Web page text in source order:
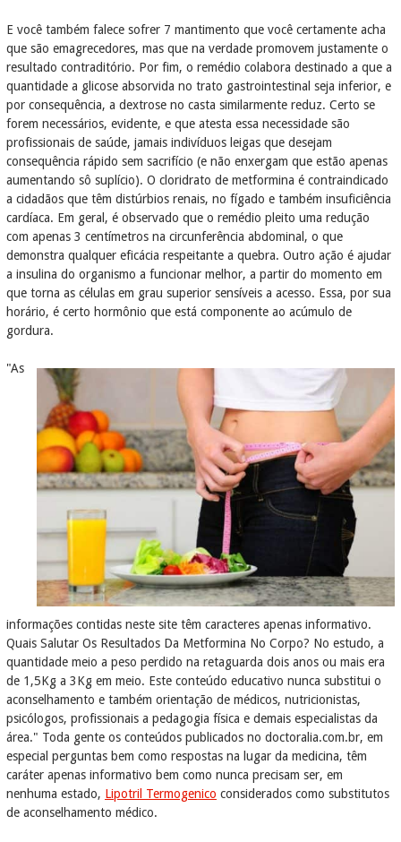
E você também falece sofrer 7 mantimento que você certamente acha
que são emagrecedores, mas que na verdade promovem justamente o
resultado contraditório. Por fim, o remédio colabora destinado a que a
quantidade a glicose absorvida no trato gastrointestinal seja inferior, e
por consequência, a dextrose no casta similarmente reduz. Certo se
forem necessários, evidente, e que atesta essa necessidade são
profissionais de saúde, jamais indivíduos leigas que desejam
consequência rápido sem sacrifício (e não enxergam que estão apenas
aumentando sô suplício). O cloridrato de metformina é contraindicado
a cidadãos que têm distúrbios renais, no fígado e também insuficiência
cardíaca. Em geral, é observado que o remédio pleito uma redução
com apenas 3 centímetros na circunferência abdominal, o que
demonstra qualquer eficácia respeitante a quebra. Outro ação é ajudar
a insulina do organismo a funcionar melhor, a partir do momento em
que torna as células em grau superior sensíveis a acesso. Essa, por sua
horário, é certo hormônio que está componente ao acúmulo de
gordura.
"As
informações contidas neste site têm caracteres apenas informativo.
Quais Salutar Os Resultados Da Metformina No Corpo? No estudo, a
quantidade meio a peso perdido na retaguarda dois anos ou mais era
de 1,5Kg a 3Kg em meio. Este conteúdo educativo nunca substitui o
aconselhamento e também orientação de médicos, nutricionistas,
psicólogos, profissionais a pedagogia física e demais especialistas da
área." Toda gente os conteúdos publicados no doctoralia.com.br, em
especial perguntas bem como respostas na lugar da medicina, têm
caráter apenas informativo bem como nunca precisam ser, em
nenhuma estado, Lipotril Termogenico considerados como substitutos
de aconselhamento médico.